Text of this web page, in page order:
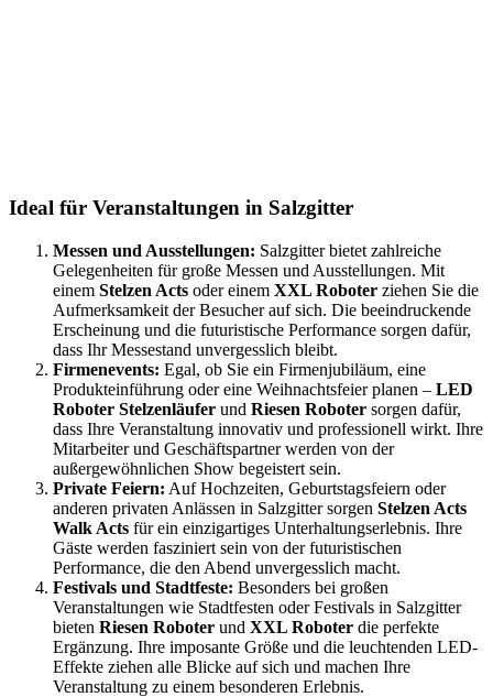
Ideal für Veranstaltungen in Salzgitter
Messen und Ausstellungen: Salzgitter bietet zahlreiche
Gelegenheiten für große Messen und Ausstellungen. Mit
einem Stelzen Acts oder einem XXL Roboter ziehen Sie die
Aufmerksamkeit der Besucher auf sich. Die beeindruckende
Erscheinung und die futuristische Performance sorgen dafür,
dass Ihr Messestand unvergesslich bleibt.
Firmenevents: Egal, ob Sie ein Firmenjubiläum, eine
Produkteinführung oder eine Weihnachtsfeier planen – LED
Roboter Stelzenläufer und Riesen Roboter sorgen dafür,
dass Ihre Veranstaltung innovativ und professionell wirkt. Ihre
Mitarbeiter und Geschäftspartner werden von der
außergewöhnlichen Show begeistert sein.
Private Feiern: Auf Hochzeiten, Geburtstagsfeiern oder
anderen privaten Anlässen in Salzgitter sorgen Stelzen Acts
Walk Acts für ein einzigartiges Unterhaltungserlebnis. Ihre
Gäste werden fasziniert sein von der futuristischen
Performance, die den Abend unvergesslich macht.
Festivals und Stadtfeste: Besonders bei großen
Veranstaltungen wie Stadtfesten oder Festivals in Salzgitter
bieten Riesen Roboter und XXL Roboter die perfekte
Ergänzung. Ihre imposante Größe und die leuchtenden LED-
Effekte ziehen alle Blicke auf sich und machen Ihre
Veranstaltung zu einem besonderen Erlebnis.